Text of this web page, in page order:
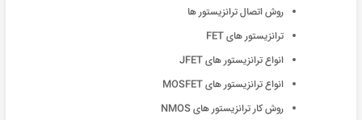
روش اتصال ترانزیستور ها
ترانزیستور های FET
انواع ترانزیستور های JFET
انواع ترانزیستور های MOSFET
روش کار ترانزیستور های NMOS